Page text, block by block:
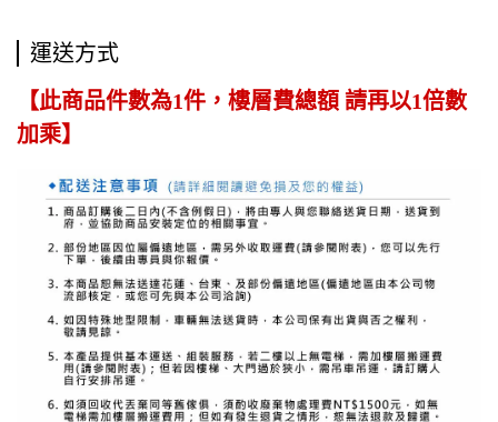
運送方式
【此商品件數為1件，樓層費總額 請再以1倍數
加乘】